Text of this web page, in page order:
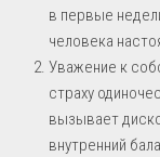
в первые
человека
Уважение к
страху
вызывает
внутренний